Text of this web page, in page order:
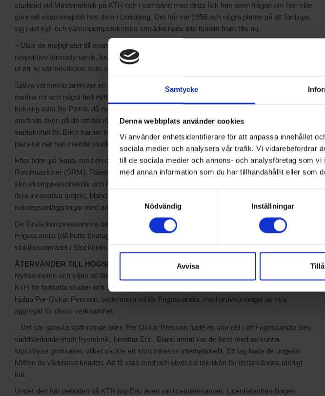
Samtycke
Denna webbplats använder cookies
Vi använder enhetsidentifierare för att anpassa innehållet
sociala medier och analysera vår trafik. Vi vidarebefordrar
till de sociala medier och annons- och analysföretag som
med annan information som du har tillhandahållit eller som
Nödvändig
Inställningar
Avvisa
studietid vid Maskinteknik på KTH och i samband med detta fick han även frågan om han ville
göra sitt examensjobb hos dem i Linköping. Det här var 1958 och några planer på att fördjupa
sig i det kyl- och värmepumpstekniska området hade inte funnits fram tills nu.
– Utav de möjligheter till examensarbete som fanns hos Saab, inom områdena hållfasthet
respektive termodynamik, lockade termodynamiken mig mest. Uppgiften bestod av att prova
ut en ny värmeväxlare som skulle användas för kylning av cockpit i stridsflygplanen.
Själva värmeväxlaren var en ganska komplicerad historia med förångning i runda, klena
rostfria rör och något helt nytt. Det visade sig att de samband för värmeövergången vid
kokning som Bo Pierre, då nyutnämnd professor på KTH, nyligen hade tagit fram gick att
använda även på de smala rör som provades på Saab. Examensjobbet blev något av
startskottet för Erics karriär inom kyl- och värmepumpstekniken, vilket som sagt inte alls var
planerat när han inledde studierna.
Efter tiden på Saab, med en civilingenjörsexamen i bagaget, bar det vidare av till Svenska
Rotormaskiner (SRM). Företaget var redan etablerat med sin patenterade
skruvkompressorteknik och hos dem blev Eric i egenskap av beräkningsingenjör involverad i
flera innovativa projekt, bland annat fick han vara med och utveckla kompressorer för
tvåstegsanläggningar med ammoniak.
De första kompressorerna beställdes i början på 60-talet av Per Oskar Persson på
Frigoscandia (då hette företaget ”Helsingborgs Fryshus”) och installerades i fryshuset på
slakthusområdet i Stockholm. En lärorik period för Eric som gav mersmak.
ÅTERVÄNDER TILL HÖGSKOLAN
Nyfikenheten och viljan att lära sig mer ledde så småningom till att han snart återvände till
KTH för fortsatta studier och ett jobb som assistent vid Bo Pierres institution. Där kom han att
hjälpa Per-Oskar Persson, sedermera vd för Frigoscandia, med provkörningar av nya
aggregat för deras verksamhet.
– Det var ganska spännande tider. Per Oskar Persson hade en stor del i att Frigoscandia blev
världsledande inom frysteknik, berättar Eric. Bland annat var de först med att kunna
styckfrysa grönsaker, vilket väckte ett stort intresse internationellt. Ett tag hade de ungefär
hälften av världsmarknaden. Att få vara med och utveckla tekniken för detta kändes otroligt
kul.
Under den här perioden på KTH tog Eric även sin licentiatexamen. Licentiatavhandlingen